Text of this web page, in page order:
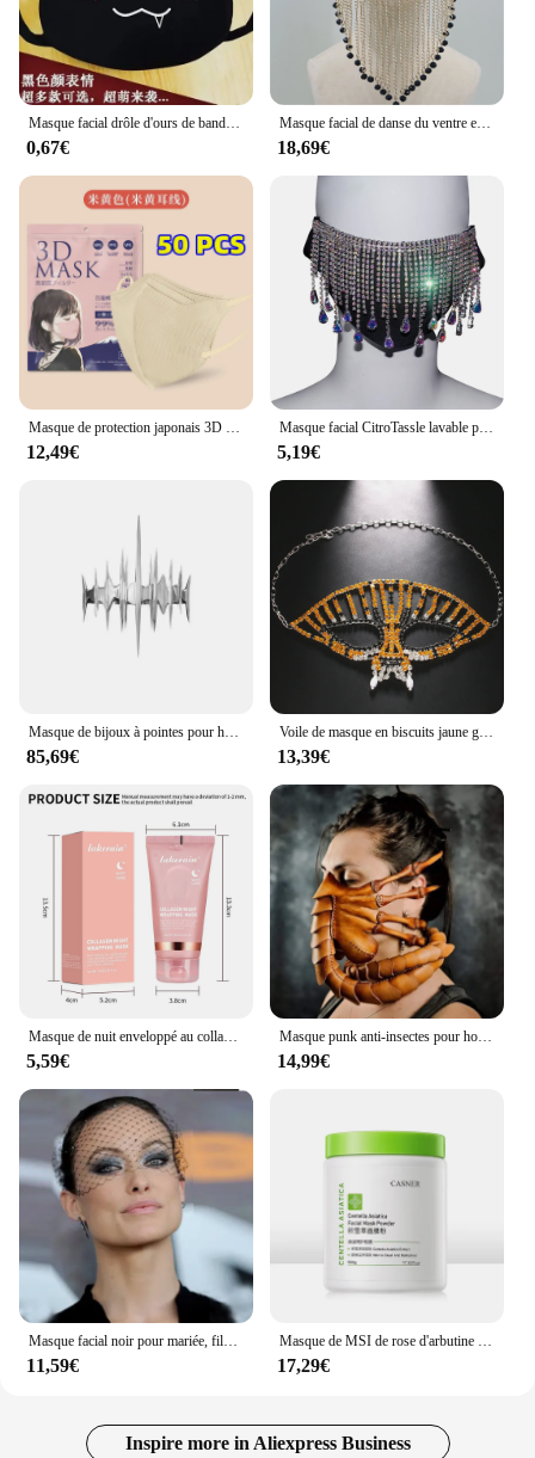
Masque facial drôle d'ours de bande dessinée, masque de gril d'anime de Kpop, lavable et réutilisable, noir
0,67€
Masque facial de danse du ventre en métal fait à la main pour femmes, long pompon, pendentif gemme noire sexy, masque facial, couverture, équipement de sauna
18,69€
Masque de protection japonais 3D stéréoscopique pour adulte, 3 couches, petit visage, respirant, version coréenne, 6mm de large, sangle d'oreille
12,49€
Masque facial CitroTassle lavable pour femmes, couvre-visage décoratif, bijoux, nouveauté, boîte de nuit, fête
5,19€
85,69€
Voile de masque en biscuits jaune guépard sexy pour hommes et femmes, accessoires de masque Tim ade, costume d'Halloween, bijoux de visage en cristal Rave
13,39€
5,59€
Masque punk anti-insectes pour hommes et femmes, bijoux en latex, cadeau de fête, nouveau, 2024
14,99€
11,59€ 17,29€
Inspire more in Aliexpress Business